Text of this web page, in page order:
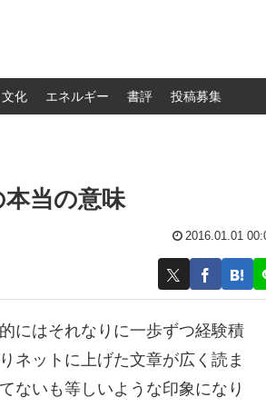
化 エネルギー 書評 投稿募集
本当の意味
2016.01.01
にはそれなりに一歩ずつ経験積
ネットに上げた文章が広く読ま
ないも等しいような印象になり